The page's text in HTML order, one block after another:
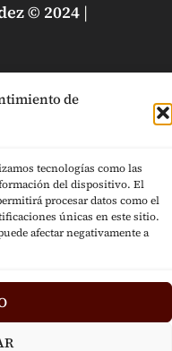
de
tecnologías como las
del dispositivo. El
procesar datos como el
únicas en este sitio.
afectar negativamente a
© 2024 |